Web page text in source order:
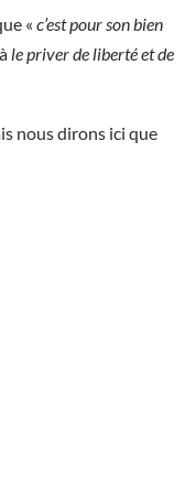
« c’estpour son bien
le priver de liberté et de
nous dirons ici que